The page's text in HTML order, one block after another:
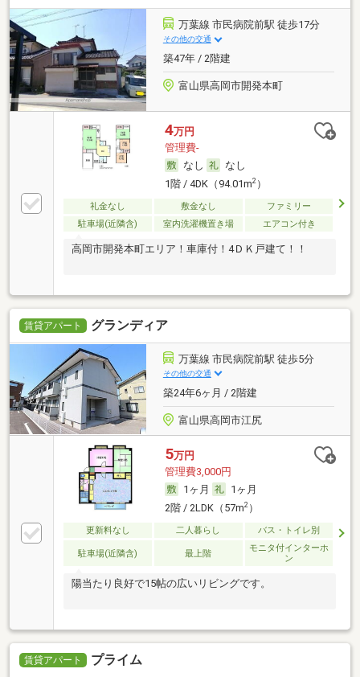
万葉線 市民病院前駅 徒歩17分
その他の交通
築47年 / 2階建
富山県高岡市開発本町
4万円
管理費-
なし
なし
1階 / 4DK（94.01m2）
礼金なし 敷金なし
ファミリー
駐車場(近隣含)
室内洗濯機置き場 エアコン付き
高岡市開発本町エリア！車庫付！4ＤＫ戸建て！！
賃貸アパート グランディア
万葉線 市民病院前駅 徒歩5分
その他の交通
築24年6ヶ月 / 2階建
富山県高岡市江尻
5万円
管理費3,000円
1ヶ月
1ヶ月
2階 / 2LDK（57m2）
更新料なし 二人暮らし バス・トイレ別
駐車場(近隣含) 最上階
モニタ付インターホ
ン
陽当たり良好で15帖の広いリビングです。
賃貸アパート プライム